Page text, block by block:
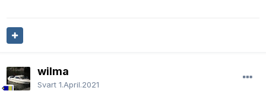
wilma
Svart 1.April.2021